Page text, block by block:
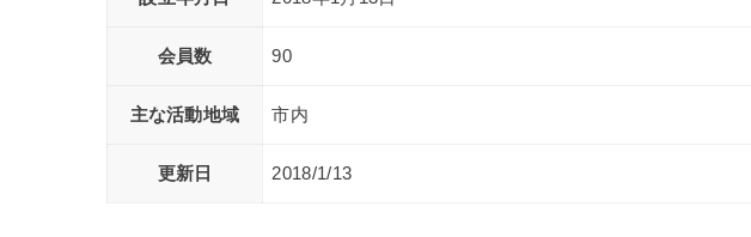
会員数 90
主な活動地域 市内
更新日 2018/1/13